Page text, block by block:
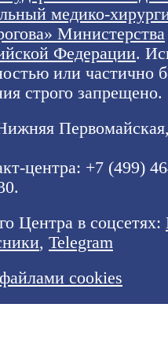
медико-
Министерства
Федерации.
или частично
строго запрещено.
центра: +7 (499)
Центра в соцсетях:
, Telegram
cookies